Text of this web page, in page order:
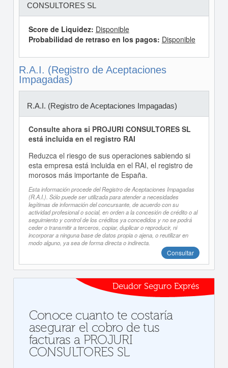
CONSULTORES SL
Score de Liquidez: Disponible
Probabilidad de retraso en los pagos: Disponible
R.A.I. (Registro de Aceptaciones
Impagadas)
R.A.I. (Registro de Aceptaciones Impagadas)
Consulte ahora si PROJURI CONSULTORES SL
está incluida en el registro RAI
Reduzca el riesgo de sus operaciones sabiendo si
esta empresa está incluida en el RAI, el registro de
morosos más importante de España.
Esta información procede del Registro de Aceptaciones Impagadas
(R.A.I.). Sólo puede ser utilizada para atender a necesidades
legítimas de información del concursante, de acuerdo con su
actividad profesional o social, en orden a la concesión de crédito o al
seguimiento y control de los créditos ya concedidos y no se podrá
ceder o transmitir a terceros, copiar, duplicar o reproducir, ni
incorporar a ninguna base de datos propia o ajena, o reutilizar en
modo alguno, ya sea de forma directa o indirecta.
Consultar
Deudor Seguro Exprés
Conoce cuanto te costaría
asegurar el cobro de tus
facturas a PROJURI
CONSULTORES SL